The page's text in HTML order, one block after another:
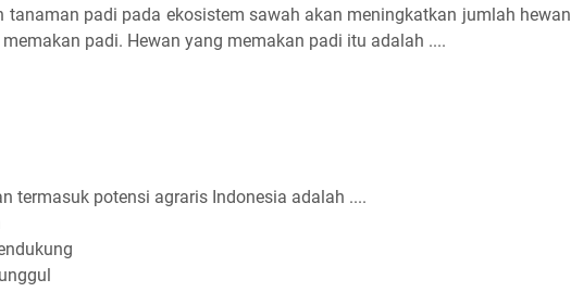
tanaman padi pada ekosistem sawah akan meningkatkan jumlah hewan
padi. Hewan yang memakan padi itu adalah ....
termasuk potensi agraris Indonesia adalah ....